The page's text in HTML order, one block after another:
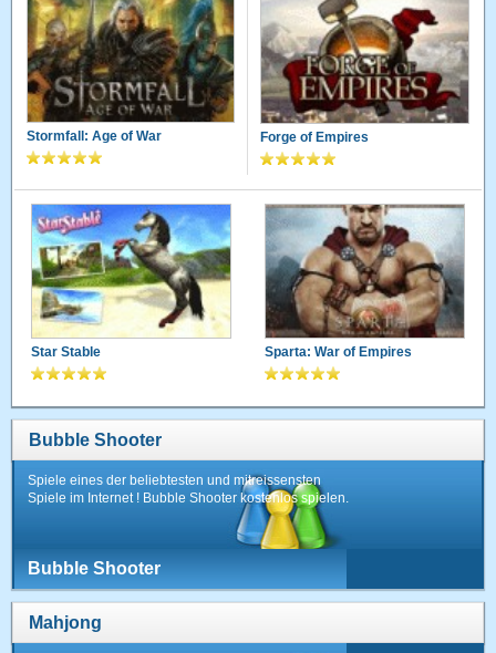
Stormfall: Age of War Forge of Empires
Star Stable Sparta: War of Empires
Bubble Shooter
Spiele eines der beliebtesten und mitreissensten
Spiele im Internet ! Bubble Shooter kostenlos spielen.
Bubble Shooter
Mahjong